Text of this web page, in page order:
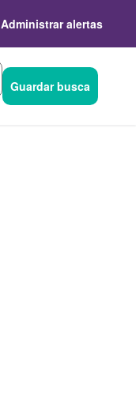
Administrar alertas
Guardar busca